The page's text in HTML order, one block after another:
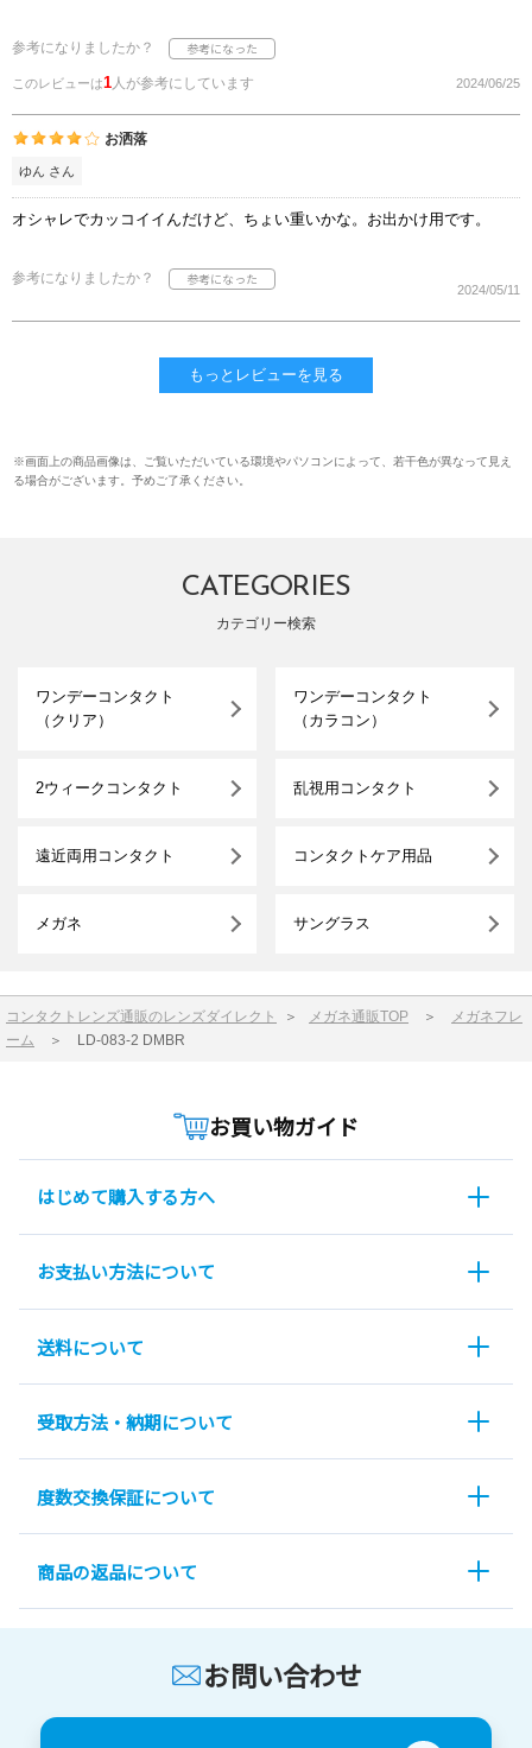
参考になりましたか？
このレビューは1人が参考にしています 2024/06/25
お洒落
ゆん さん
オシャレでカッコイイんだけど、ちょい重いかな。お出かけ用です。
参考になりましたか？
2024/05/11
もっとレビューを見る
※画面上の商品画像は、ご覧いただいている環境やパソコンによって、若干色が異なって見え
る場合がございます。予めご了承ください。
CATEGORIES
カテゴリー検索
ワンデーコンタクト
（クリア）
ワンデーコンタクト
（カラコン）
2ウィークコンタクト 乱視用コンタクト
遠近両用コンタクト コンタクトケア用品
メガネ サングラス
コンタクトレンズ通販のレンズダイレクト ＞ メガネ通販TOP ＞
メガネフレ
ーム ＞ LD-083-2 DMBR
お買い物ガイド
はじめて購入する方へ
お支払い方法について
送料について
受取方法・納期について
度数交換保証について
商品の返品について
お問い合わせ